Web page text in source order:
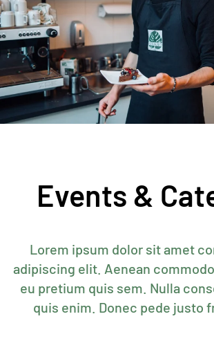
Events &
Lorem ipsum dolor sit amet
adipiscing elit. Aenean
eu pretium quis sem. Nulla
quis enim. Donec pede justo